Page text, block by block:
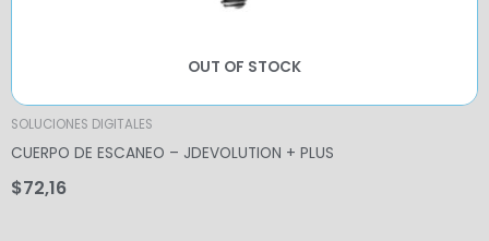
OUT OF STOCK
SOLUCIONES DIGITALES
CUERPO DE ESCANEO – JDEVOLUTION + PLUS
$72,16